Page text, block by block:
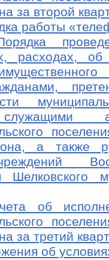
за второй
работы
расходах,
а также
Шелковского
об
за третий
об